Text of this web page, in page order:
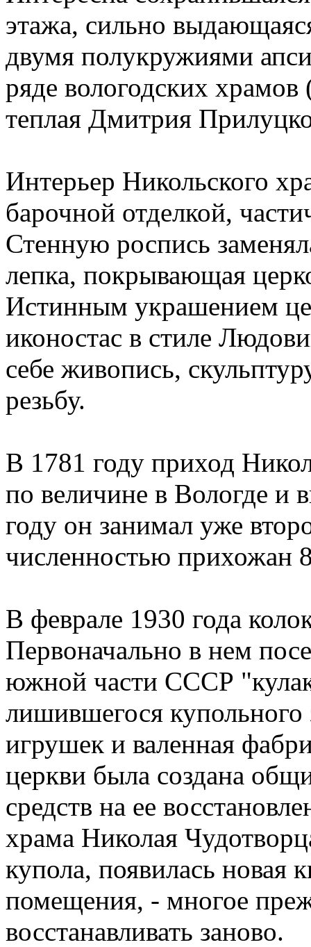
этажа, сильно
двумя полукружиями
ряде вологодских
теплая Дмитрия
Интерьер Никольского
барочной отделкой,
Стенную роспись
лепка, покрывающая
Истинным украшением
иконостас в стиле
себе живопись,
резьбу.
В 1781 году приход
по величине в Вологде и
году он занимал уже
численностью прихожан
В феврале 1930 года
Первоначально в нем
южной части СССР
лишившегося купольного
игрушек и валенная
церкви была создана
средств на ее
храма Николая
купола, появилась новая
помещения, - многое
восстанавливать заново.